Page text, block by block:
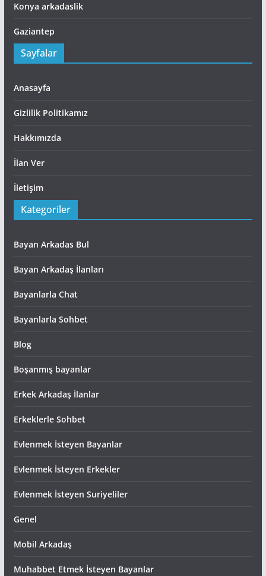
Konya arkadaslik
Gaziantep
Sayfalar
Anasayfa
Gizlilik Politikamız
Hakkımızda
İlan Ver
İletişim
Kategoriler
Bayan Arkadas Bul
Bayan Arkadaş İlanları
Bayanlarla Chat
Bayanlarla Sohbet
Blog
Boşanmış bayanlar
Erkek Arkadaş İlanlar
Erkeklerle Sohbet
Evlenmek İsteyen Bayanlar
Evlenmek İsteyen Erkekler
Evlenmek İsteyen Suriyeliler
Genel
Mobil Arkadaş
Muhabbet Etmek İsteyen Bayanlar